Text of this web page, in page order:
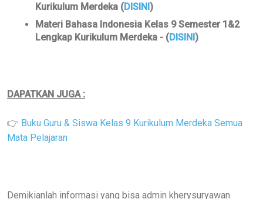
Kurikulum Merdeka (DISINI)
Materi Bahasa Indonesia Kelas 9 Semester 1&2
Lengkap Kurikulum Merdeka - (DISINI)
DAPATKAN JUGA :
👉 Buku Guru & Siswa Kelas 9 Kurikulum Merdeka Semua
Mata Pelajaran
Demikianlah informasi yang bisa admin kherysuryawan